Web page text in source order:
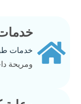
خدمات
ومريحة